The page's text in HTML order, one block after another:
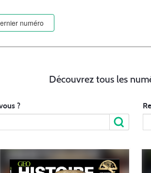
numéro
Découvrez tous les
?